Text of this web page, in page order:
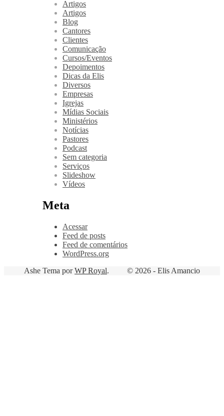
Artigos
Artigos
Blog
Cantores
Clientes
Comunicação
Cursos/Eventos
Depoimentos
Dicas da Elis
Diversos
Empresas
Igrejas
Mídias Sociais
Ministérios
Notícias
Pastores
Podcast
Sem categoria
Serviços
Slideshow
Vídeos
Meta
Acessar
Feed de posts
Feed de comentários
WordPress.org
© 2026 - Elis Amancio
Ashe Tema porWP Royal.